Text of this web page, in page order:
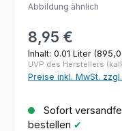
Abbildung ähnlich
Regulärer Preis:
8,95 €
Inhalt: 0.01 Liter
UVP des Herstellers
Preise inkl. MwSt.
Sofort
bestellen ✔